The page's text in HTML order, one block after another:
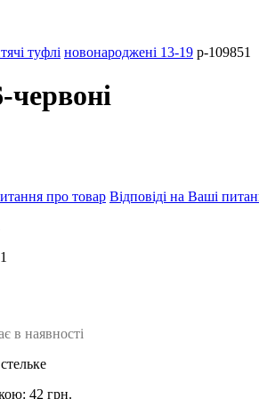
туфлі новонароджені 13-19 p-109851
про товар Відповіді на Ваші
в наявності
42 грн.